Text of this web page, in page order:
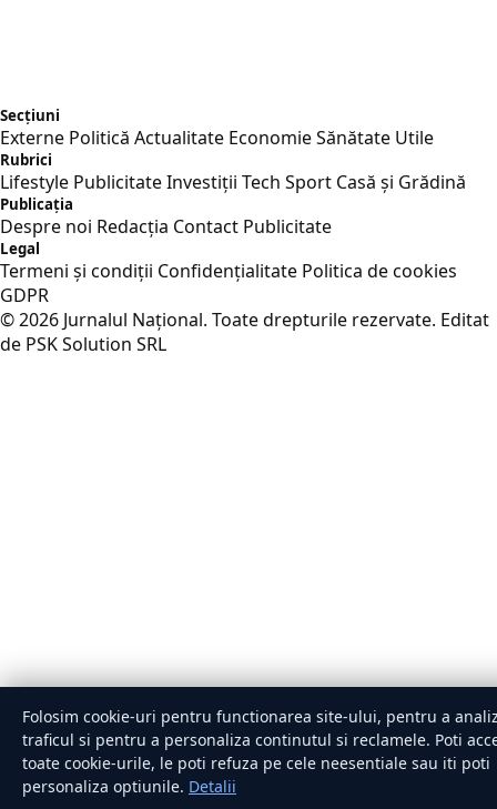
Secțiuni
Externe Politică Actualitate EconomieSănătate Utile
Rubrici
Lifestyle PublicitateInvestiții Tech Sport Casă și Grădină
Publicația
Despre noi Redacția Contact Publicitate
Legal
Termeni și condiții Confidențialitate Politica de cookies
GDPR
© 2026 Jurnalul Național. Toate drepturile rezervate. Editat
de PSK Solution SRL
Folosim cookie-uri pentru functionarea site-ului, pentru a
traficul si pentru a personaliza continutul si reclamele. Poti
toate cookie-urile, le poti refuza pe cele neesentiale sau iti poti
personaliza optiunile. Detalii